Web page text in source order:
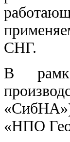
СНГ.
В
«НПО